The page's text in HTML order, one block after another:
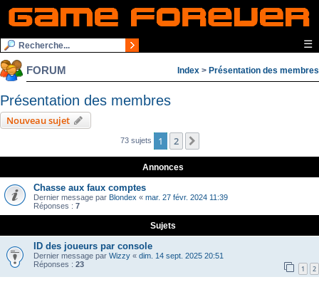
☰
FORUM Index > Présentation des membres
Présentation des membres
Nouveau sujet
73 sujets 1 2
Annonces
Chasse aux faux comptes
Dernier message par Blondex « mar. 27 févr. 2024 11:39
Réponses : 7
Sujets
ID des joueurs par console
Dernier message par Wizzy « dim. 14 sept. 2025 20:51
Réponses : 23 1 2